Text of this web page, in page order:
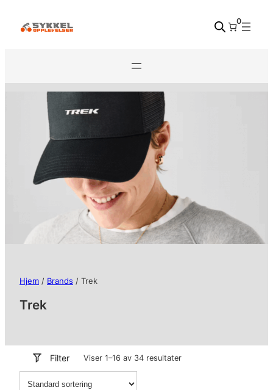
0
Hjem / Brands / Trek
Trek
Filter Viser 1–16 av 34 resultater